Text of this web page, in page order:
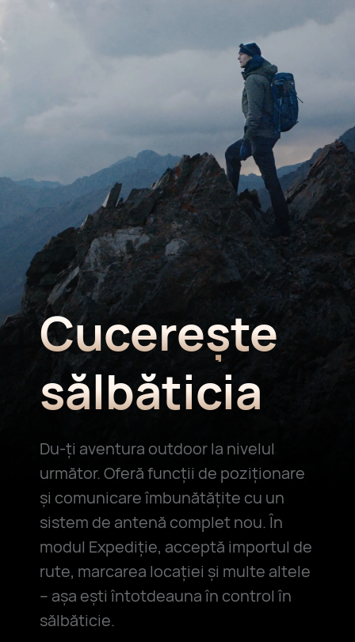
Cucerește
sălbăticia
Du-ți aventura outdoor la nivelul
următor. Oferă funcții de poziționare
și comunicare îmbunătățite cu un
sistem de antenă complet nou. În
modul Expediție, acceptă importul de
rute, marcarea locației și multe altele
– așa ești întotdeauna în control în
sălbăticie.